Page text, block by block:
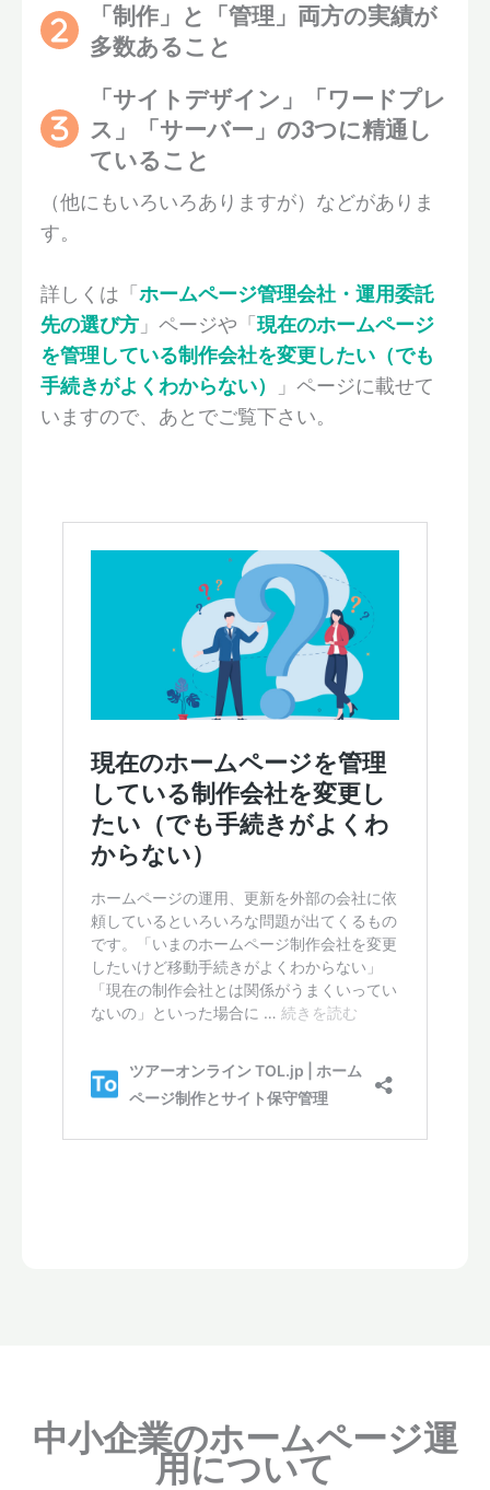
「制作」と「管理」両方の実績が
多数あること
「サイトデザイン」「ワードプレ
ス」「サーバー」の3つに精通し
ていること
（他にもいろいろありますが）などがありま
す。
詳しくは「ホームページ管理会社・運用委託
先の選び方 」ページや「現在のホームページ
を管理している制作会社を変更したい（でも
手続きがよくわからない）
」ページに載せて
いますので、あとでご覧下さい。
中小企業のホームページ運
用について